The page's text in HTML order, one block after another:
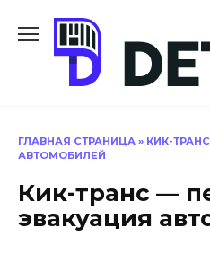
содержанию
ГЛАВНАЯ СТРАНИЦА » КИК-
АВТОМОБИЛЕЙ
Кик-транс —
эвакуация